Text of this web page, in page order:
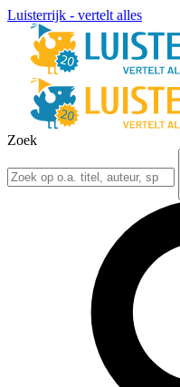
Luisterrijk - vertelt alles
Zoek